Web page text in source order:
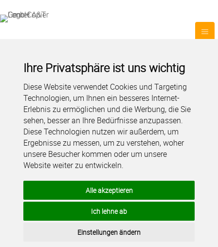
Ihre Privatsphäre ist uns wichtig
Diese Website verwendet Cookies und Targeting
Technologien, um Ihnen ein besseres Internet-
Erlebnis zu ermöglichen und die Werbung, die Sie
sehen, besser an Ihre Bedürfnisse anzupassen.
Diese Technologien nutzen wir außerdem, um
Ergebnisse zu messen, um zu verstehen, woher
unsere Besucher kommen oder um unsere
Website weiter zu entwickeln.
Alle akzeptieren
Ich lehne ab
Einstellungen ändern